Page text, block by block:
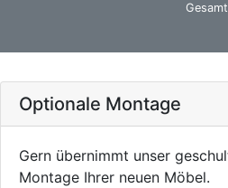
Optionale Montage
Gern übernimmt unser
Montage Ihrer neuen Möbel.